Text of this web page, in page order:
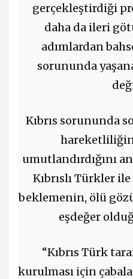
gerçekleştirdiği
daha da ileri
adımlardan
sorununda
Kıbrıs sorununda
hareketliliğin
umutlandırdığını
Kıbrıslı Türkler
beklemenin, ölü
eşdeğer
“Kıbrıs Türk
kurulması için